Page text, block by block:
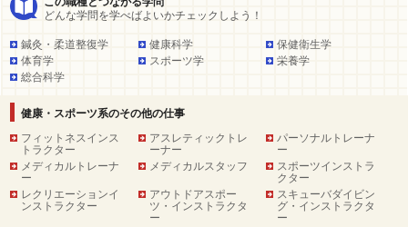
どんな学問を学べばよいかチェックしよう！
鍼灸・柔道整復学 健康科学
保健衛生学
体育学
スポーツ学
栄養学
総合科学
健康・スポーツ系のその他の仕事
フィットネスインス
トラクター
アスレティックトレ
ーナー
パーソナルトレーナ
ー
メディカルトレーナ
ー
メディカルスタッフ
スポーツインストラ
クター
レクリエーションイ
ンストラクター
アウトドアスポー
ツ・インストラクタ
ー
スキューバダイビン
グ・インストラクタ
ー